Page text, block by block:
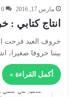
مارس 17, 2016 0
انتاج كتابي :
خروف العيد فرحت
بيتنا خروفا صغيرا،
أكمل القراءة »